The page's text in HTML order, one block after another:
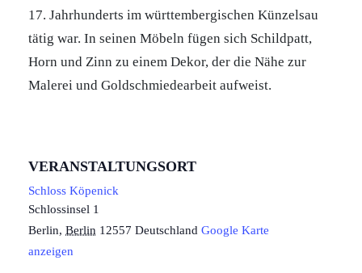
17. Jahrhunderts im württembergischen Künzelsau
tätig war. In seinen Möbeln fügen sich Schildpatt,
Horn und Zinn zu einem Dekor, der die Nähe zur
Malerei und Goldschmiedearbeit aufweist.
VERANSTALTUNGSORT
Schloss Köpenick
Schlossinsel 1
Berlin, Berlin 12557 Deutschland Google Karte
anzeigen